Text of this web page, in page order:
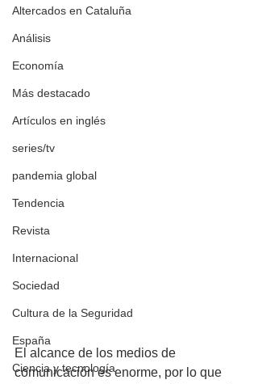
Altercados en Cataluña
Análisis
Economía
Más destacado
Artículos en inglés
series/tv
pandemia global
Tendencia
Revista
Internacional
Sociedad
Cultura de la Seguridad
España
Ciencia y tecnología
El alcance de los medios de
comunicación es enorme, por lo que